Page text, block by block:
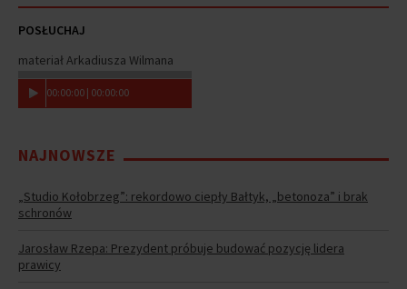
POSŁUCHAJ
materiał Arkadiusza Wilmana
00:00:00 | 00:00:00
NAJNOWSZE
„Studio Kołobrzeg”: rekordowo ciepły Bałtyk, „betonoza” i brak
schronów
Jarosław Rzepa: Prezydent próbuje budować pozycję lidera
prawicy